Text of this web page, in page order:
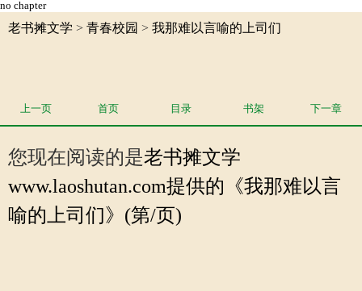
no chapter
老书摊文学 > 青春校园 > 我那难以言喻的上司们
上一页 首页 目录 书架 下一章
您现在阅读的是老书摊文学
www.laoshutan.com提供的《我那难以言
喻的上司们》(第/页)